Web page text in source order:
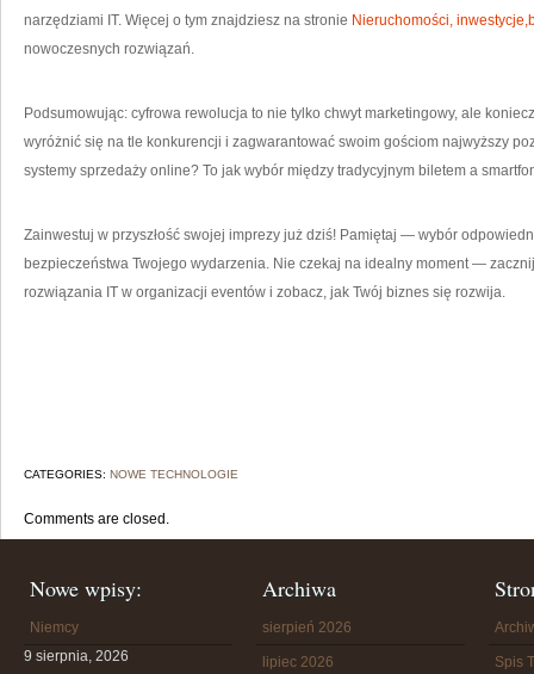
narzędziami IT. Więcej o tym znajdziesz na stronie Nieruchomości,
nowoczesnych rozwiązań.
Podsumowując: cyfrowa rewolucja to nie tylko chwyt marketingowy, ale
wyróżnić się na tle konkurencji i zagwarantować swoim gościom najwyższy
systemy sprzedaży online? To jak wybór między tradycyjnym biletem a
Zainwestuj w przyszłość swojej imprezy już dziś! Pamiętaj — wybór
bezpieczeństwa Twojego wydarzenia. Nie czekaj na idealny moment —
rozwiązania IT w organizacji eventów i zobacz, jak Twój biznes się rozwija.
CATEGORIES: NOWE TECHNOLOGIE
Comments are closed.
Nowe wpisy:
Niemcy
9 sierpnia, 2026
Archiwa
sierpień 2026
lipiec 2026 Spis